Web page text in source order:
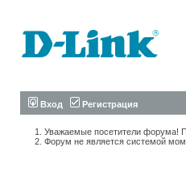
Вход Регистрация
Уважаемые посетители форума!
Форум не является системой